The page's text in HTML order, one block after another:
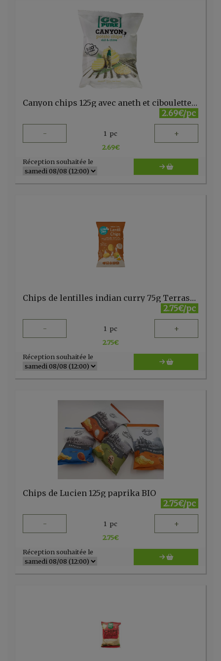
Canyon chips 125g avec aneth et ciboulette GO PURE
2.69€/pc
- 1 pc +
2.69€
Réception souhaitée le
Chips de lentilles indian curry 75g Terrasana
2.75€/pc
- 1 pc +
2.75€
Réception souhaitée le
Chips de Lucien 125g paprika BIO
2.75€/pc
- 1 pc +
2.75€
Réception souhaitée le